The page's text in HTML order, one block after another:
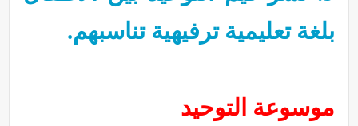
بلغة تعليمية ترفيهية تناسبهم.
موسوعة التوحيد